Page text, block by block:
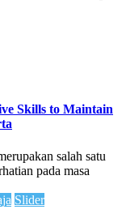
Skills to Maintain
salah satu
pada masa
Slider